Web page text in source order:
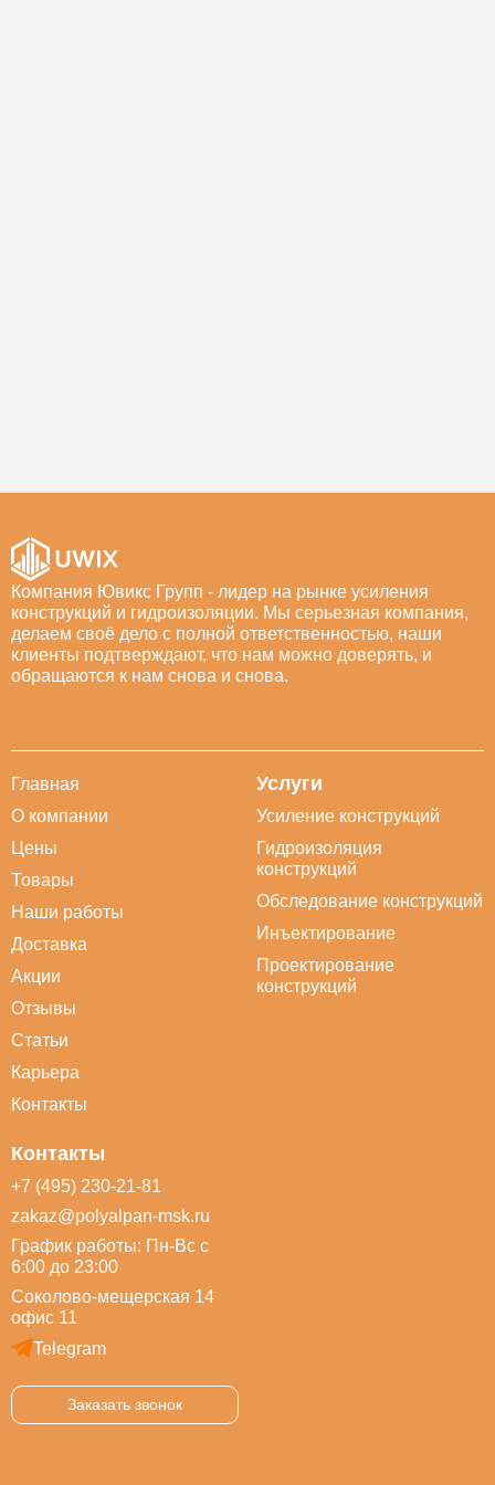
Компания Ювикс Групп - лидер на рынке усиления
конструкций и гидроизоляции. Мы серьезная компания,
делаем своё дело с полной ответственностью, наши
клиенты подтверждают, что нам можно доверять, и
обращаются к нам снова и снова.
Главная
О компании
Цены
Товары
Наши работы
Доставка
Акции
Отзывы
Статьи
Карьера
Контакты
Услуги
Усиление конструкций
Гидроизоляция
конструкций
Обследование конструкций
Инъектирование
Проектирование
конструкций
Контакты
+7 (495) 230-21-81
zakaz@polyalpan-msk.ru
График работы: Пн-Вс с
6:00 до 23:00
Соколово-мещерская 14
офис 11
Telegram
Заказать звонок